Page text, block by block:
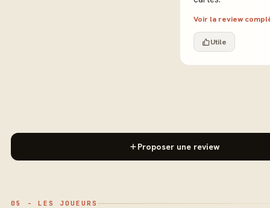
Voir la review
Utile
Proposer une review
05 - LES JOUEURS